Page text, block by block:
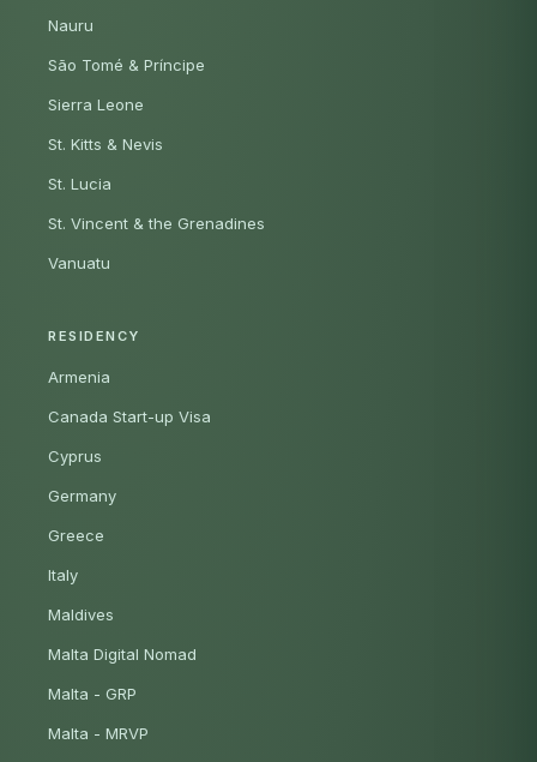
Nauru
São Tomé & Príncipe
Sierra Leone
St. Kitts & Nevis
St. Lucia
St. Vincent & the Grenadines
Vanuatu
RESIDENCY
Armenia
Canada Start-up Visa
Cyprus
Germany
Greece
Italy
Maldives
Malta Digital Nomad
Malta - GRP
Malta - MRVP